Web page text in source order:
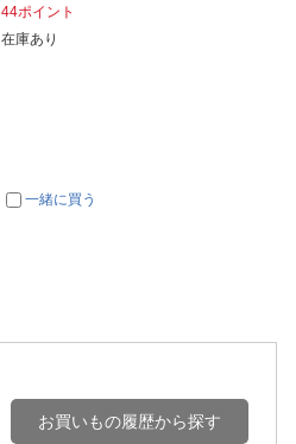
44ポイント
在庫あり
一緒に買う
お買いもの履歴から探す